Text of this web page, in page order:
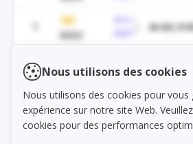
Nous utilisons des cookies
Nous utilisons des cookies pour vous
expérience sur notre site Web.
cookies pour des performances
WEEX
48 430,70
1
WEEX
USDT
48 430,70
WEEX
BTC /
USDT
48 430,70
Load markets